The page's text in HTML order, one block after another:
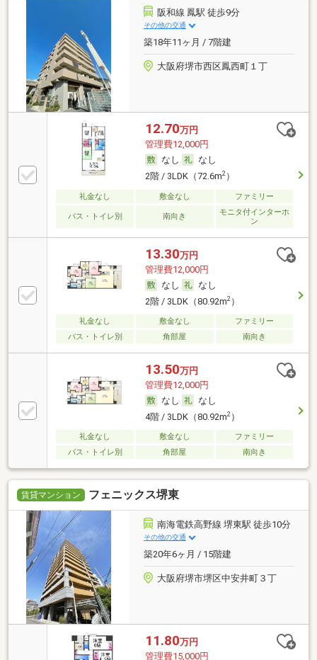
阪和線 鳳駅 徒歩9分
その他の交通
築18年11ヶ月 / 7階建
大阪府堺市西区鳳西町１丁
12.70万円
管理費12,000円
なし
なし
2階 / 3LDK（72.6m2）
礼金なし 敷金なし ファミリー
バス・トイレ別 南向き
モニタ付インターホ
ン
13.30万円
管理費12,000円
なし
なし
2階 / 3LDK（80.92m2）
礼金なし 敷金なし
ファミリー
バス・トイレ別
角部屋 南向き
13.50万円
管理費12,000円
なし
なし
4階 / 3LDK（80.92m2）
礼金なし 敷金なし
ファミリー
バス・トイレ別
角部屋 南向き
賃貸マンション フェニックス堺東
南海電鉄高野線 堺東駅 徒歩10分
その他の交通
築20年6ヶ月 / 15階建
大阪府堺市堺区中安井町３丁
11.80万円
管理費15,000円